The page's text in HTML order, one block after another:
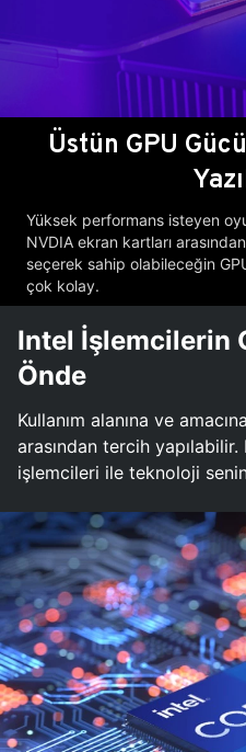
Üstün GPU
Yüksek performans isteyen
NVDIA ekran kartları
seçerek sahip olabileceğin
çok kolay.
Intel İşlemcilerin
Önde
Kullanım alanına ve
arasından tercih
işlemcileri ile teknoloji